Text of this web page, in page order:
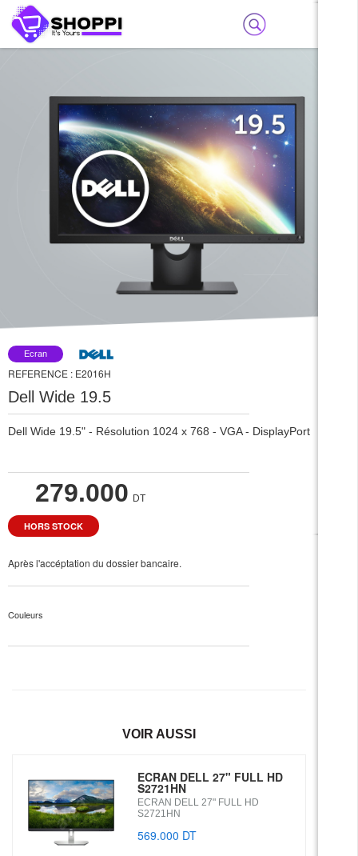
Ecran
REFERENCE : E2016H
Dell Wide 19.5
Dell Wide 19.5" - Résolution 1024 x 768 - VGA - DisplayPort
279.000 DT
HORS STOCK
Après l'accéptation du dossier bancaire.
Couleurs
VOIR AUSSI
ECRAN DELL 27" FULL HD
S2721HN
ECRAN DELL 27" FULL HD
S2721HN
569.000 DT